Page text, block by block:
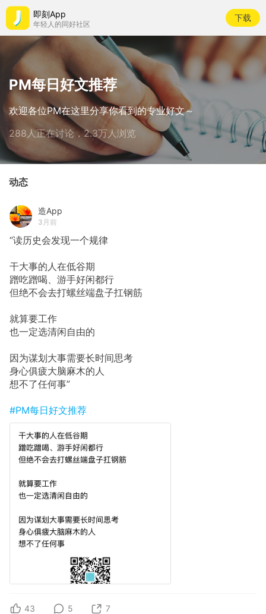
即刻App
年轻人的同好社区
下载
PM每日好文推荐
欢迎各位PM在这里分享你看到的专业好文～
288人正在讨论，2.3万人浏览
动态
造App
3月前
“读历史会发现一个规律
干大事的人在低谷期
蹭吃蹭喝、游手好闲都行
但绝不会去打螺丝端盘子扛钢筋
就算要工作
也一定选清闲自由的
因为谋划大事需要长时间思考
身心俱疲大脑麻木的人
想不了任何事”
#PM每日好文推荐
43 5 7